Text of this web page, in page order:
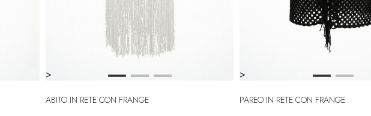
>
ABITO IN RETE CON FRANGE
>
PAREO IN RETE CON FRANGE